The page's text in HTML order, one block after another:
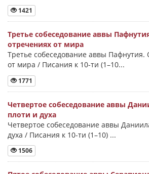
1421
Третье собеседование аввы
отречениях от мира
Третье собеседование аввы Пафнутия.
от мира / Писания к 10-ти (1–10...
1771
Четвертое собеседование аввы
плоти и духа
Четвертое собеседование аввы
духа / Писания к 10-ти (1–10) ...
1506